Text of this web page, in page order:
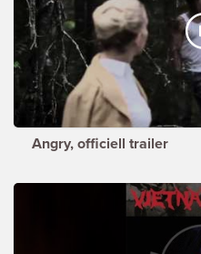
Angry, officiell trailer